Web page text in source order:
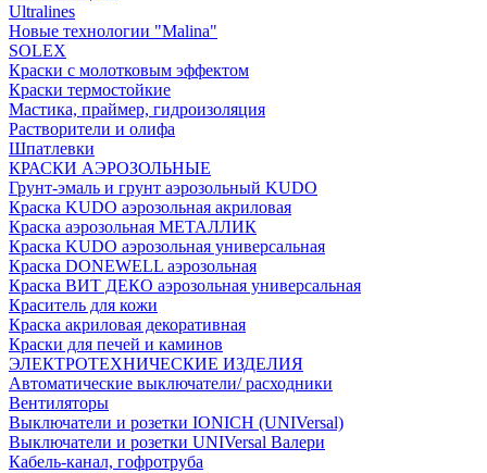
Ultralines
Новые технологии "Malina"
SOLEX
Краски с молотковым эффектом
Краски термостойкие
Мастика, праймер, гидроизоляция
Растворители и олифа
Шпатлевки
КРАСКИ АЭРОЗОЛЬНЫЕ
Грунт-эмаль и грунт аэрозольный KUDO
Краска KUDO аэрозольная акриловая
Краска аэрозольная МЕТАЛЛИК
Краска KUDO аэрозольная универсальная
Краска DONEWELL аэрозольная
Краска ВИТ ДЕКО аэрозольная универсальная
Краситель для кожи
Краска акриловая декоративная
Краски для печей и каминов
ЭЛЕКТРОТЕХНИЧЕСКИЕ ИЗДЕЛИЯ
Автоматические выключатели/ расходники
Вентиляторы
Выключатели и розетки IONICH (UNIVersal)
Выключатели и розетки UNIVersal Валери
Кабель-канал, гофротруба